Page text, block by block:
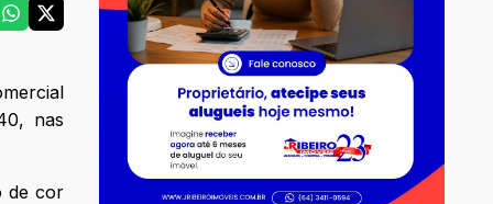
nas
de cor